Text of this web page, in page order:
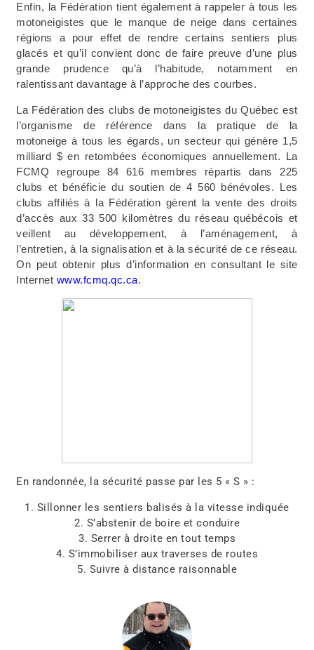
Enfin, la Fédération tient également à rappeler à tous les
motoneigistes que le manque de neige dans certaines
régions a pour effet de rendre certains sentiers plus
glacés et qu’il convient donc de faire preuve d’une plus
grande prudence qu’à l’habitude, notamment en
ralentissant davantage à l’approche des courbes.
La Fédération des clubs de motoneigistes du Québec est
l’organisme de référence dans la pratique de la
motoneige à tous les égards, un secteur qui génère 1,5
milliard $ en retombées économiques annuellement. La
FCMQ regroupe 84 616 membres répartis dans 225
clubs et bénéficie du soutien de 4 560 bénévoles. Les
clubs affiliés à la Fédération gèrent la vente des droits
d’accès aux 33 500 kilomètres du réseau québécois et
veillent au développement, à l’aménagement, à
l’entretien, à la signalisation et à la sécurité de ce réseau.
On peut obtenir plus d’information en consultant le site
Internet www.fcmq.qc.ca.
En randonnée, la sécurité passe par les 5 « S » :
1. Sillonner les sentiers balisés à la vitesse indiquée
2. S’abstenir de boire et conduire
3. Serrer à droite en tout temps
4. S’immobiliser aux traverses de routes
5. Suivre à distance raisonnable